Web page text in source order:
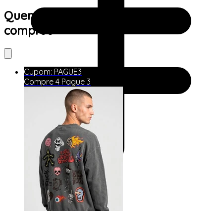
Quem viu este produto também
comprou